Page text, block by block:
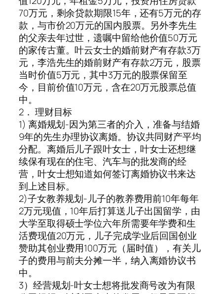
70万元，剩余贷款期限15年，还有5万元的存
款，与市价20万元的国内股票。另外李先生
的父亲去年过世，遗嘱中留给他价值50万元
的家传古董。叶云女士的婚前财产有存款3万
元，李浩先生的婚前财产有存款2万元，股票
当时价值5万元，其中3万元的股票保留至
今，目前价值10万元，含在20万元股票总值
中。
2． 理财目标
1) 离婚规划-因为第三者的介入，准备与结婚
9年的先生办理协议离婚。协议共同财产平均
分配。离婚后儿子跟叶女士，叶女士还想继
续保有现在的住宅、汽车与的批发商的经
营，叶女士想知道如何签订离婚协议书来达
到上述目标。
2)子女教养规划-儿子的教养费用前10年每年
2万元现值，10年后打算送儿子出国留学，由
大学至取得硕士学位六年所需要年学费和生
活费现值20万元，儿子完成学业后回国创业
赞助其创业费用100万元（届时值），有关儿
子的费用与前夫分摊一半，纳入离婚协议书
中。
3）经营规划-叶女士想将批发商号改为有限